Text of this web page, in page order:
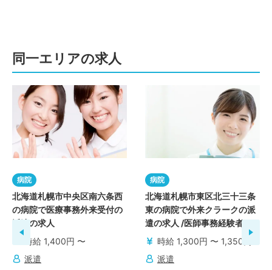
同一エリアの求人
病院
北海道札幌市中央区南六条西
の病院で医療事務外来受付の
派遣の求人
時給 1,400円 〜
派遣
病院
北海道札幌市東区北三十三条
東の病院で外来クラークの派
遣の求人 /医師事務経験者
時給 1,300円 〜 1,350円
派遣